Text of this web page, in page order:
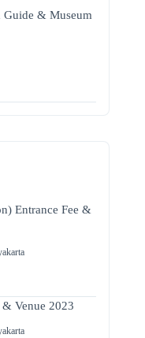
Guide & Museum
Entrance Fee &
Venue 2023